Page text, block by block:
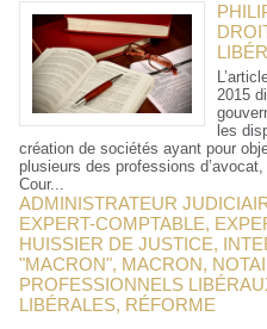
2015
les
création de sociétés ayant pour
plusieurs des professions
Cour...
ADMINISTRATEUR
EXPERT-COMPTABLE,
HUISSIER DE JUSTICE,
"MACRON", MACRON,
PROFESSIONNELS
LIBÉRALES, RÉFORME